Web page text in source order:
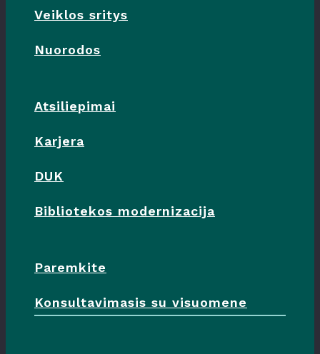
Veiklos sritys
Nuorodos
Atsiliepimai
Karjera
DUK
Bibliotekos modernizacija
Paremkite
Konsultavimasis su visuomene